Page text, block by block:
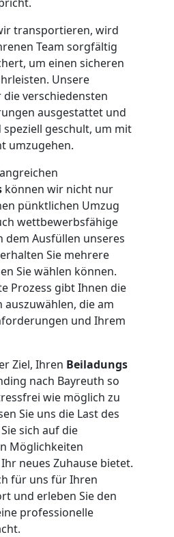
transportieren, wird
Team sorgfältig
um einen sicheren
Unsere
verschiedensten
ausgestattet und
speziell geschult, um mit
umzugehen.
können wir nicht nur
pünktlichen Umzug
wettbewerbsfähige
dem Ausfüllen unseres
Sie mehrere
Sie wählen können.
Prozess gibt Ihnen die
auszuwählen, die am
und Ihrem
Ziel, Ihren Beiladungs
nach Bayreuth so
wie möglich zu
Sie uns die Last des
sich auf die
Möglichkeiten
neues Zuhause bietet.
für uns für Ihren
und erleben Sie den
professionelle